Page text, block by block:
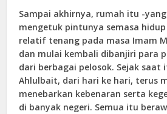
Sampai akhirnya, rumah itu -
mengetuk pintunya semasa
relatif tenang pada masa Imam
dan mulai kembali dibanjiri para
dari berbagai pelosok. Sejak
Ahlulbait, dari hari ke hari, terus
menebarkan kebenaran serta
di banyak negeri. Semua itu